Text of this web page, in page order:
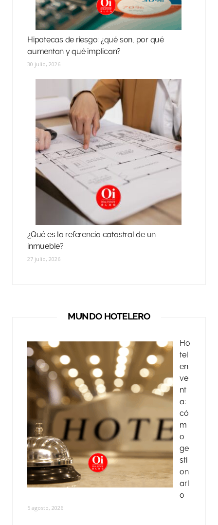
Hipotecas de riesgo: ¿qué son, por qué
aumentan y qué implican?
30 julio, 2026
¿Qué es la referencia catastral de un
inmueble?
27 julio, 2026
MUNDO HOTELERO
Ho
tel
en
ve
nt
a:
có
m
o
ge
sti
on
arl
o
5 agosto, 2026